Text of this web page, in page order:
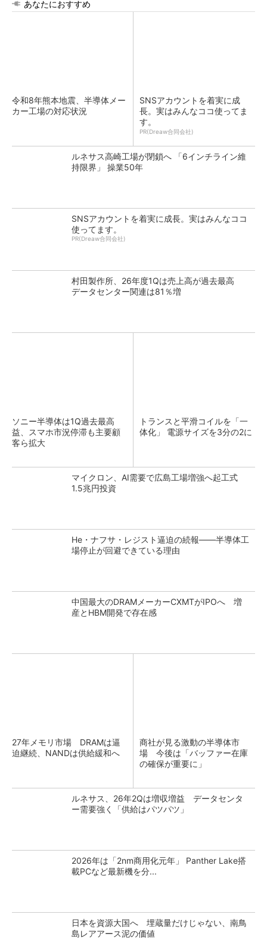
あなたにおすすめ
令和8年熊本地震、半導体メー
カー工場の対応状況
SNSアカウントを着実に成
長。実はみんなココ使ってま
す。
PR(Dreaw合同会社)
ルネサス高崎工場が閉鎖へ 「6インチライン維
持限界」 操業50年
SNSアカウントを着実に成長。実はみんなココ
使ってます。
PR(Dreaw合同会社)
村田製作所、26年度1Qは売上高が過去最高
データセンター関連は81％増
ソニー半導体は1Q過去最高
益、スマホ市況停滞も主要顧
客ら拡大
トランスと平滑コイルを「一
体化」 電源サイズを3分の2に
マイクロン、AI需要で広島工場増強へ起工式
1.5兆円投資
He・ナフサ・レジスト逼迫の続報――半導体工
場停止が回避できている理由
中国最大のDRAMメーカーCXMTがIPOへ 増
産とHBM開発で存在感
27年メモリ市場 DRAMは逼
迫継続、NANDは供給緩和へ
商社が見る激動の半導体市
場 今後は「バッファー在庫
の確保が重要に」
ルネサス、26年2Qは増収増益 データセンタ
ー需要強く「供給はパツパツ」
2026年は「2nm商用化元年」 Panther Lake搭
載PCなど最新機を分...
日本を資源大国へ 埋蔵量だけじゃない、南鳥
島レアアース泥の価値